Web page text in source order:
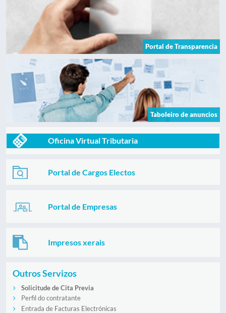
Portal de Transparencia
Taboleiro de anuncios
Oficina Virtual Tributaria
Portal de Cargos Electos
Portal de Empresas
Impresos xerais
Outros Servizos
Solicitude de Cita Previa
Perfil do contratante
Entrada de Facturas Electrónicas